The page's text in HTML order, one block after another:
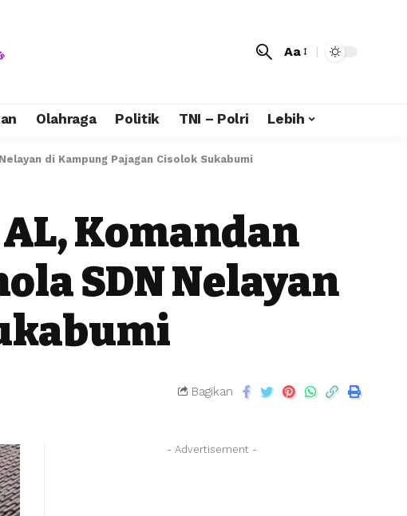
Aa
Olahraga Politik TNI – Polri Lebih
di Kampung Pajagan Cisolok Sukabumi
Komandan
SDN Nelayan
Bagikan
- Advertisement -